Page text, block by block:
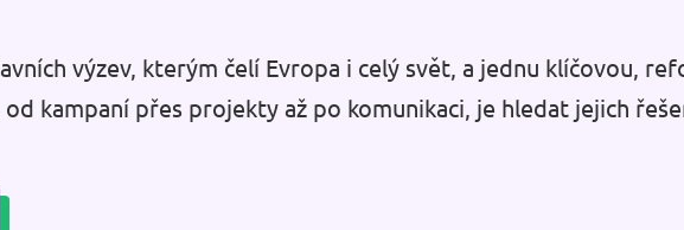
výzev, kterým čelí Evropa i celý svět, a jednu klíčovou,
kampaní přes projekty až po komunikaci, je hledat jejich